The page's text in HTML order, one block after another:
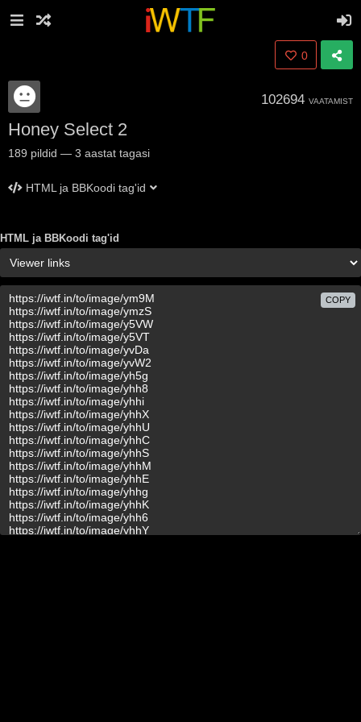
0
102694 VAATAMIST
Honey Select 2
189 pildid — 3 aastat tagasi
HTML ja BBKoodi tag'id
HTML ja BBKoodi tag'id
COPY